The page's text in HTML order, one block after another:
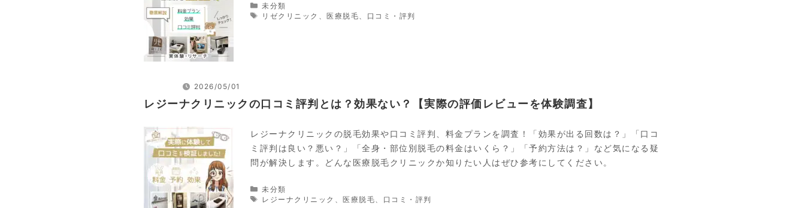
カ
テ
未分類
タ
リゼクリニック 、医療脱毛 口コミ・評判
レジーナクリニックの口コミ評判とは？効果ない？【実際の評価レビューを体験調査】
2026/05/01
レジーナクリニックの脱毛効果や口コミ評判、料金プランを調査！「効果が出る回数は？」「口コ
ミ評判は良い？悪い？」「全身・部位別脱毛の料金はいくら？」「予約方法は？」など気になる疑
問が解決します。どんな医療脱毛クリニックか知りたい人はぜひ参考にしてください。
カ
テ
未分類
タ
レジーナクリニック 、医療脱毛 口コミ・評判